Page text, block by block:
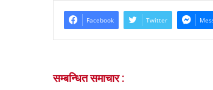
Facebook Twitter
सम्बन्धित समाचार :